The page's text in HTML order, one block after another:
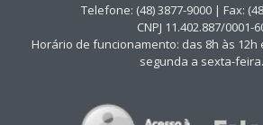
Telefone: (48) 3877-9000 | Fax:
CNPJ 11.402.887/0001-
Horário de funcionamento: das 8h às 12h
segunda a sexta-feira.